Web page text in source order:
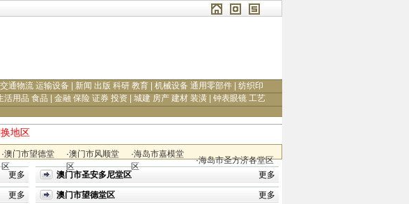
交通物流 运输设备 新闻 出版 科研 教育 机械设备 通用零部件
纺织印
活用品 食品 金融 保险 证券 投资 城建 房产 建材 装潢
钟表眼镜 工艺
地区
·澳门市望德堂
区
·澳门市风顺堂
区
·海岛市嘉模堂
区
·海岛市圣方济各堂区
更多 澳门市圣安多尼堂区 更多
更多 澳门市望德堂区 更多